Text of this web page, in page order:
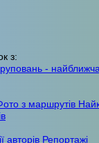
з:
-
з маршрутів
авторів Репортажі